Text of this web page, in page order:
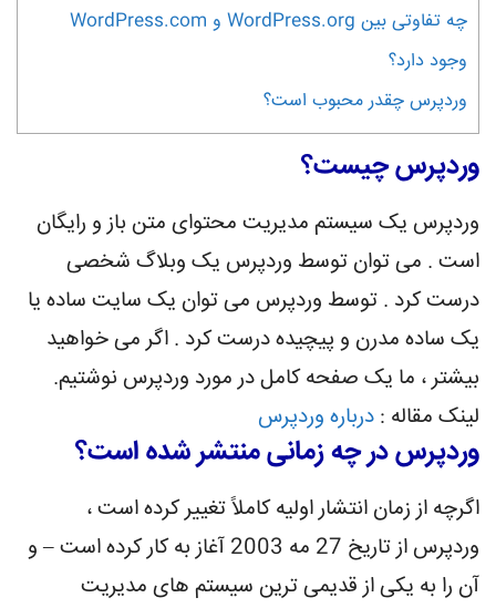
چه تفاوتی بین WordPress.org و WordPress.com
وجود دارد؟
وردپرس چقدر محبوب است؟
وردپرس چیست؟
وردپرس یک سیستم مدیریت محتوای متن باز و رایگان
است . می توان توسط وردپرس یک وبلاگ شخصی
درست کرد . توسط وردپرس می توان یک سایت ساده یا
یک ساده مدرن و پیچیده درست کرد . اگر می خواهید
بیشتر ، ما یک صفحه کامل در مورد وردپرس نوشتیم.
لینک مقاله : درباره وردپرس
وردپرس در چه زمانی منتشر شده است؟
اگرچه از زمان انتشار اولیه کاملاً تغییر کرده است ،
وردپرس از تاریخ 27 مه 2003 آغاز به کار کرده است – و
آن را به یکی از قدیمی ترین سیستم های مدیریت